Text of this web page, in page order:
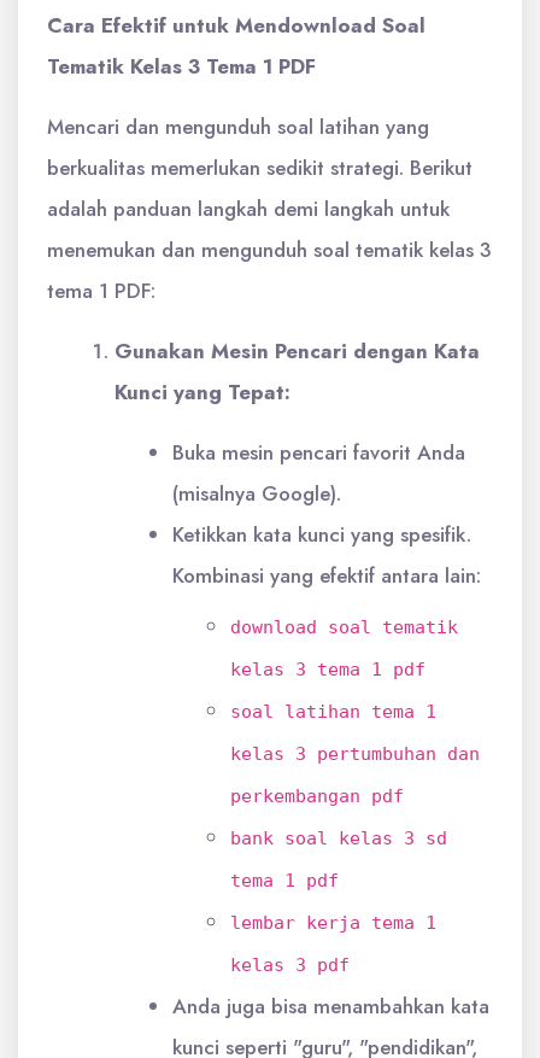
Cara Efektif untuk Mendownload Soal
Tematik Kelas 3 Tema 1 PDF
Mencari dan mengunduh soal latihan yang
berkualitas memerlukan sedikit strategi. Berikut
adalah panduan langkah demi langkah untuk
menemukan dan mengunduh soal tematik kelas 3
tema 1 PDF:
Gunakan Mesin Pencari dengan Kata
Kunci yang Tepat:
Buka mesin pencari favorit Anda
(misalnya Google).
Ketikkan kata kunci yang spesifik.
Kombinasi yang efektif antara lain:
download soal tematik
kelas 3 tema 1 pdf
soal latihan tema 1
kelas 3 pertumbuhan dan
perkembangan pdf
bank soal kelas 3 sd
tema 1 pdf
lembar kerja tema 1
kelas 3 pdf
Anda juga bisa menambahkan kata
kunci seperti "guru", "pendidikan",